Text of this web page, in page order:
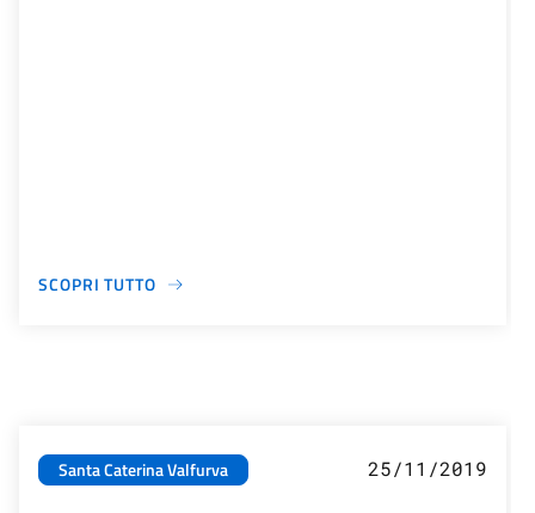
SCOPRI TUTTO
Santa Caterina Valfurva 25/11/2019